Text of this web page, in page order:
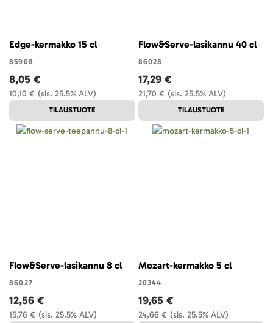
Edge-kermakko 15 cl
85908
(sis. 25.5% ALV)
10,10 €
8,05 €
TILAUSTUOTE
Flow&Serve-lasikannu 40 cl
86028
(sis. 25.5% ALV)
21,70 €
17,29 €
TILAUSTUOTE
Flow&Serve-lasikannu 8 cl
86027
(sis. 25.5% ALV)
15,76 €
12,56 €
Mozart-kermakko 5 cl
20344
(sis. 25.5% ALV)
24,66 €
19,65 €